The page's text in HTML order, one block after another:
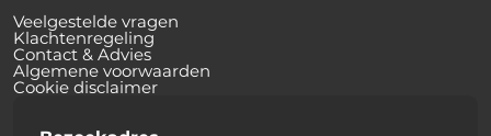
Veelgestelde vragen
Klachtenregeling
Contact & Advies
Algemene voorwaarden
Cookie disclaimer